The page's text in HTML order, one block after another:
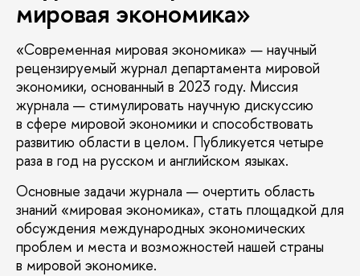
мировая экономика»
«Современная мировая экономика» — научный
рецензируемый журнал департамента мировой
экономики, основанный в 2023 году. Миссия
журнала — стимулировать научную дискуссию
в сфере мировой экономики и способствовать
развитию области в целом. Публикуется четыре
раза в год на русском и английском языках.
Основные задачи журнала — очертить область
знаний «мировая экономика», стать площадкой для
обсуждения международных экономических
проблем и места и возможностей нашей страны
в мировой экономике.